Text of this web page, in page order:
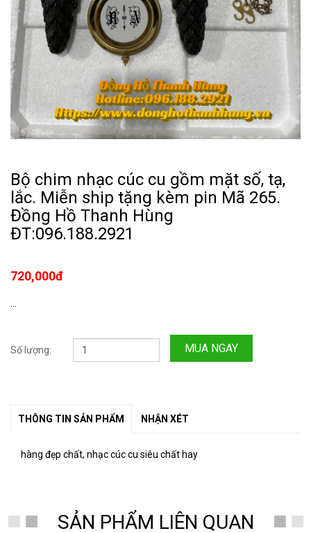
Bộ chim nhạc cúc cu gồm mặt số, tạ,
lắc. Miễn ship tặng kèm pin Mã 265.
Đồng Hồ Thanh Hùng
ĐT:096.188.2921
720,000đ
Số lượng: MUA NGAY
THÔNG TIN SẢN PHẨM NHẬN XÉT
hàng đẹp chất, nhạc cúc cu siêu chất hay
SẢN PHẨM LIÊN QUAN